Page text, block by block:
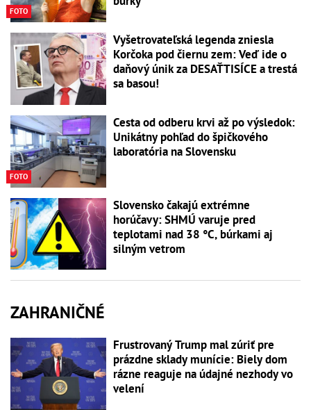
FOTO
Vyšetrovateľská legenda zniesla
Korčoka pod čiernu zem: Veď ide o
daňový únik za DESAŤTISÍCE a trestá
sa basou!
FOTO
Cesta od odberu krvi až po výsledok:
Unikátny pohľad do špičkového
laboratória na Slovensku
Slovensko čakajú extrémne
horúčavy: SHMÚ varuje pred
teplotami nad 38 °C, búrkami aj
silným vetrom
ZAHRANIČNÉ
Frustrovaný Trump mal zúriť pre
prázdne sklady munície: Biely dom
rázne reaguje na údajné nezhody vo
velení